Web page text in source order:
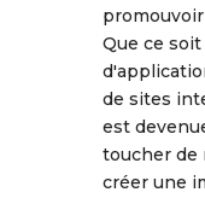
Que ce
de sites
est
toucher de
créer une